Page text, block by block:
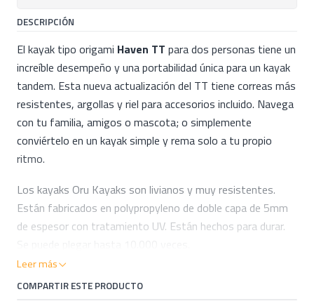
DESCRIPCIÓN
El kayak tipo origami Haven TT para dos personas tiene un
increíble desempeño y una portabilidad única para un kayak
tandem. Esta nueva actualización del TT tiene correas más
resistentes, argollas y riel para accesorios incluido. Navega
con tu familia, amigos o mascota; o simplemente
conviértelo en un kayak simple y rema solo a tu propio
ritmo.
Los kayaks Oru Kayaks son livianos y muy resistentes.
Están fabricados en polypropyleno de doble capa de 5mm
de espesor con tratamiento UV. Están hechos para durar.
Leer más
COMPARTIR ESTE PRODUCTO